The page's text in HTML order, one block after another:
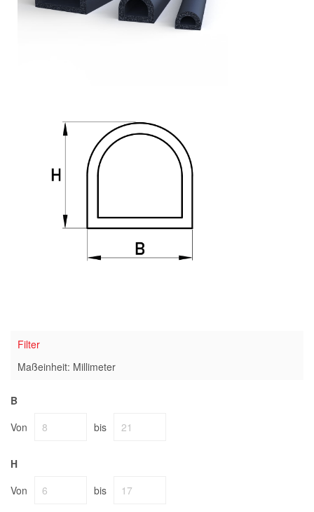
Filter
Maßeinheit: Millimeter
B
Von
bis
H
Von
bis